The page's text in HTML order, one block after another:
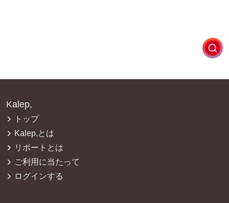
Kalep,
トップ
Kalep,とは
リポートとは
ご利用に当たって
ログインする